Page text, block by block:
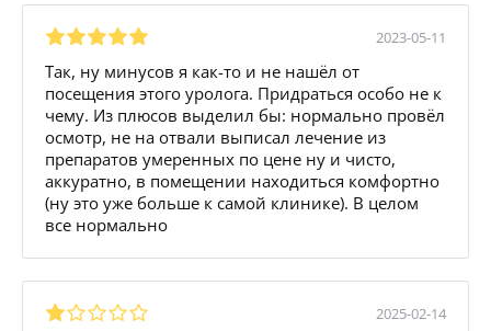
2023-05-11
Так, ну минусов я как-то и не нашёл от
посещения этого уролога. Придраться особо не к
чему. Из плюсов выделил бы: нормально провёл
осмотр, не на отвали выписал лечение из
препаратов умеренных по цене ну и чисто,
аккуратно, в помещении находиться комфортно
(ну это уже больше к самой клинике). В целом
все нормально
2025-02-14